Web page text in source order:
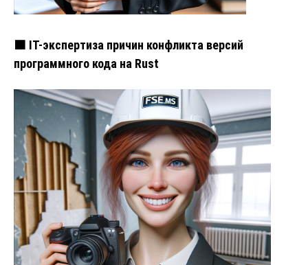
🟧 IT-экспертиза причин конфликта версий
программного кода на Rust